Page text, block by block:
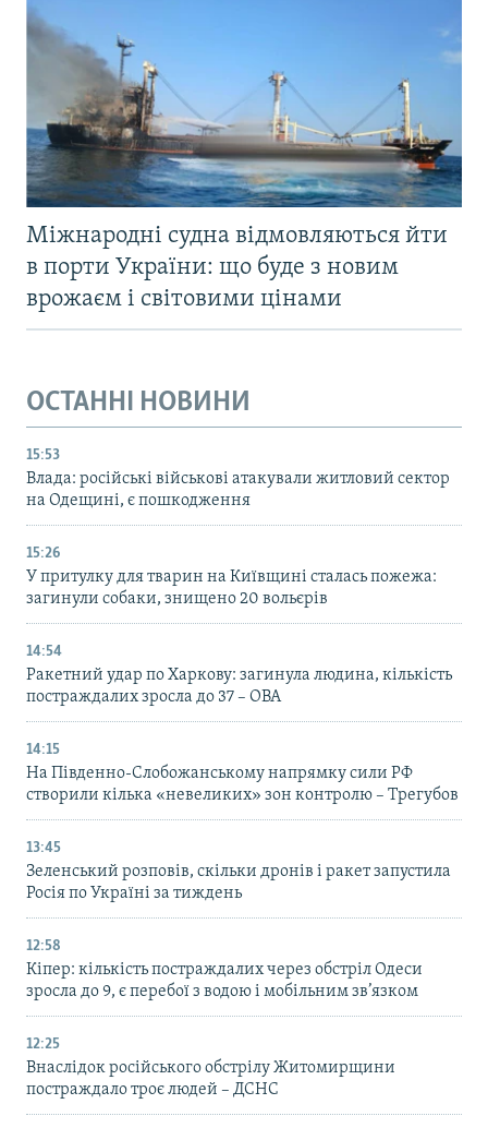
Міжнародні судна відмовляються йти
в порти України: що буде з новим
врожаєм і світовими цінами
ОСТАННІ НОВИНИ
15:53
Влада: російські військові атакували житловий сектор
на Одещині, є пошкодження
15:26
У притулку для тварин на Київщині сталась пожежа:
загинули собаки, знищено 20 вольєрів
14:54
Ракетний удар по Харкову: загинула людина, кількість
постраждалих зросла до 37 – ОВА
14:15
На Південно-Слобожанському напрямку сили РФ
створили кілька «невеликих» зон контролю – Трегубов
13:45
Зеленський розповів, скільки дронів і ракет запустила
Росія по Україні за тиждень
12:58
Кіпер: кількість постраждалих через обстріл Одеси
зросла до 9, є перебої з водою і мобільним зв’язком
12:25
Внаслідок російського обстрілу Житомирщини
постраждало троє людей – ДСНС